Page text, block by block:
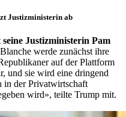
Justizministerin ab
Justizministerin Pam
werde zunächst ihre
auf der Plattform
und sie wird eine dringend
in der Privatwirtschaft
wird», teilte Trump mit.